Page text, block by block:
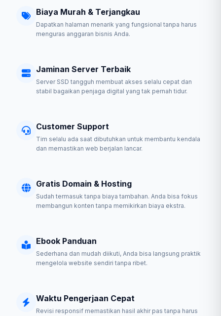
Biaya Murah & Terjangkau
Dapatkan halaman menarik yang fungsional tanpa harus
menguras anggaran bisnis Anda.
Jaminan Server Terbaik
Server SSD tangguh membuat akses selalu cepat dan
stabil bagaikan penjaga digital yang tak pernah tidur.
Customer Support
Tim selalu ada saat dibutuhkan untuk membantu kendala
dan memastikan web berjalan lancar.
Gratis Domain & Hosting
Sudah termasuk tanpa biaya tambahan. Anda bisa fokus
membangun konten tanpa memikirkan biaya ekstra.
Ebook Panduan
Sederhana dan mudah diikuti, Anda bisa langsung praktik
mengelola website sendiri tanpa ribet.
Waktu Pengerjaan Cepat
Revisi responsif memastikan hasil akhir pas tanpa harus